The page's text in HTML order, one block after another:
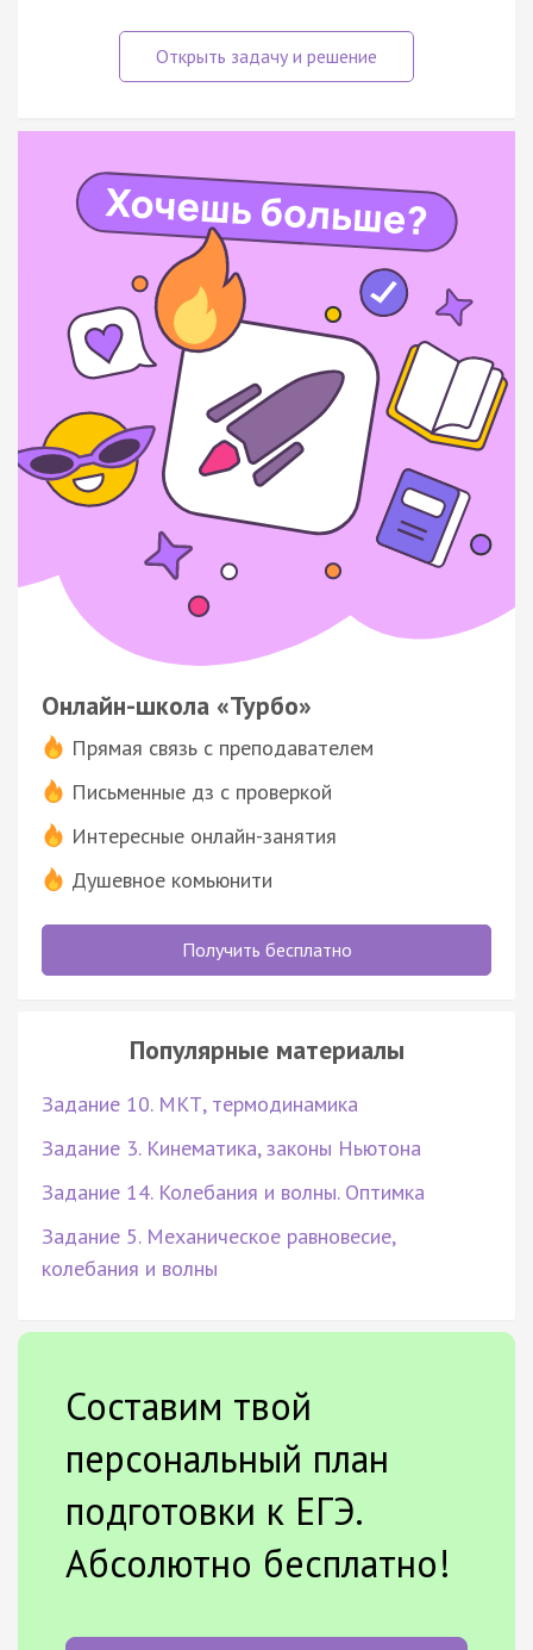
Онлайн-школа «Турбо»
Прямая связь с преподавателем
Письменные дз с проверкой
Интересные онлайн-занятия
Душевное комьюнити
Получить бесплатно
Популярные материалы
Задание 10. МКТ, термодинамика
Задание 3. Кинематика, законы Ньютона
Задание 14. Колебания и волны. Оптимка
Задание 5. Механическое равновесие,
колебания и волны
Составим твой
персональный план
подготовки к ЕГЭ.
Абсолютно бесплатно!